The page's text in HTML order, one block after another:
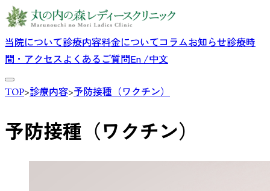
当院について診療内容料金についてコラムお知らせ診療時
間・アクセスよくあるご質問En /中文
TOP>診療内容>予防接種（ワクチン）
予防接種（ワクチン）